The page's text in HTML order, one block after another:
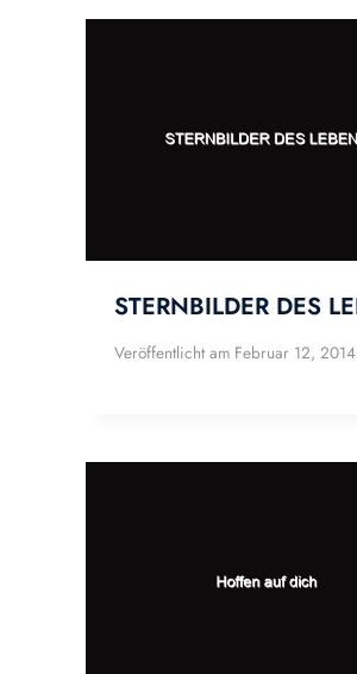
STERNBILDER DES
Veröffentlicht am Februar 12, 2014